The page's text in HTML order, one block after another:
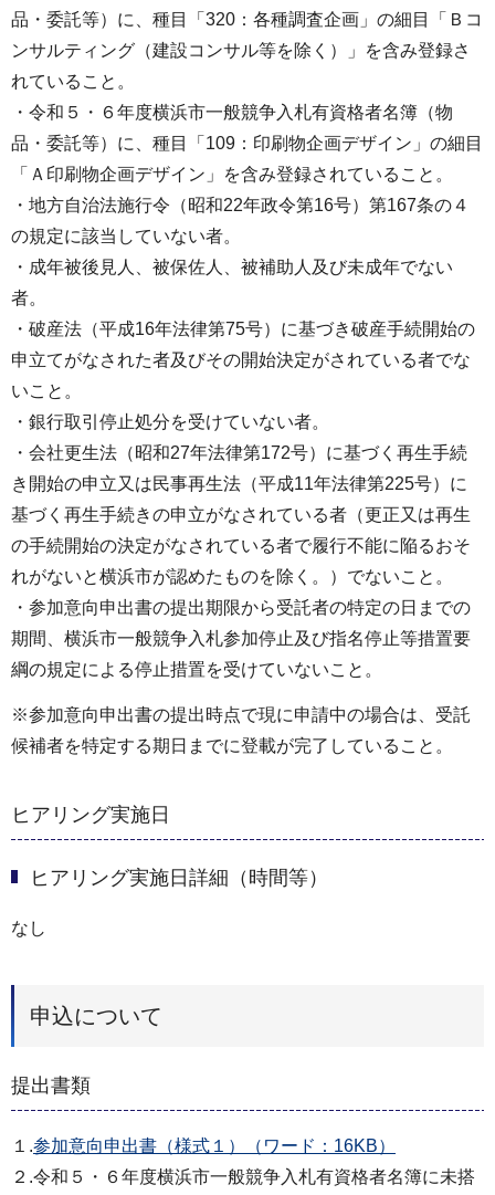
品・委託等）に、種目「320：各種調査企画」の細目「Ｂコ
ンサルティング（建設コンサル等を除く）」を含み登録さ
れていること。
・令和５・６年度横浜市一般競争入札有資格者名簿（物
品・委託等）に、種目「109：印刷物企画デザイン」の細目
「Ａ印刷物企画デザイン」を含み登録されていること。
・地方自治法施行令（昭和22年政令第16号）第167条の４
の規定に該当していない者。
・成年被後見人、被保佐人、被補助人及び未成年でない
者。
・破産法（平成16年法律第75号）に基づき破産手続開始の
申立てがなされた者及びその開始決定がされている者でな
いこと。
・銀行取引停止処分を受けていない者。
・会社更生法（昭和27年法律第172号）に基づく再生手続
き開始の申立又は民事再生法（平成11年法律第225号）に
基づく再生手続きの申立がなされている者（更正又は再生
の手続開始の決定がなされている者で履行不能に陥るおそ
れがないと横浜市が認めたものを除く。）でないこと。
・参加意向申出書の提出期限から受託者の特定の日までの
期間、横浜市一般競争入札参加停止及び指名停止等措置要
綱の規定による停止措置を受けていないこと。
※参加意向申出書の提出時点で現に申請中の場合は、受託
候補者を特定する期日までに登載が完了していること。
ヒアリング実施日
ヒアリング実施日詳細（時間等）
なし
申込について
提出書類
１.参加意向申出書（様式１）（ワード：16KB）
２.令和５・６年度横浜市一般競争入札有資格者名簿に未搭